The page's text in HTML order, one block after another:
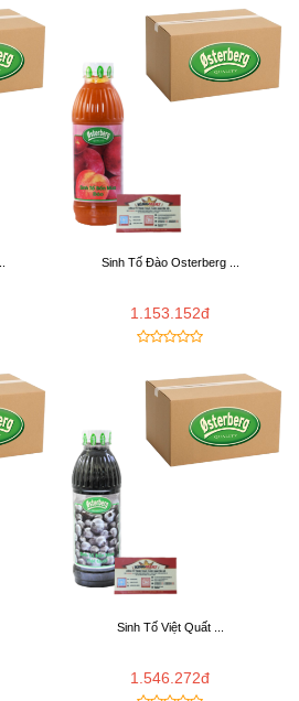
Sinh Tố Đào Osterberg ...
1.153.152đ
Sinh Tố Việt Quất ...
1.546.272đ